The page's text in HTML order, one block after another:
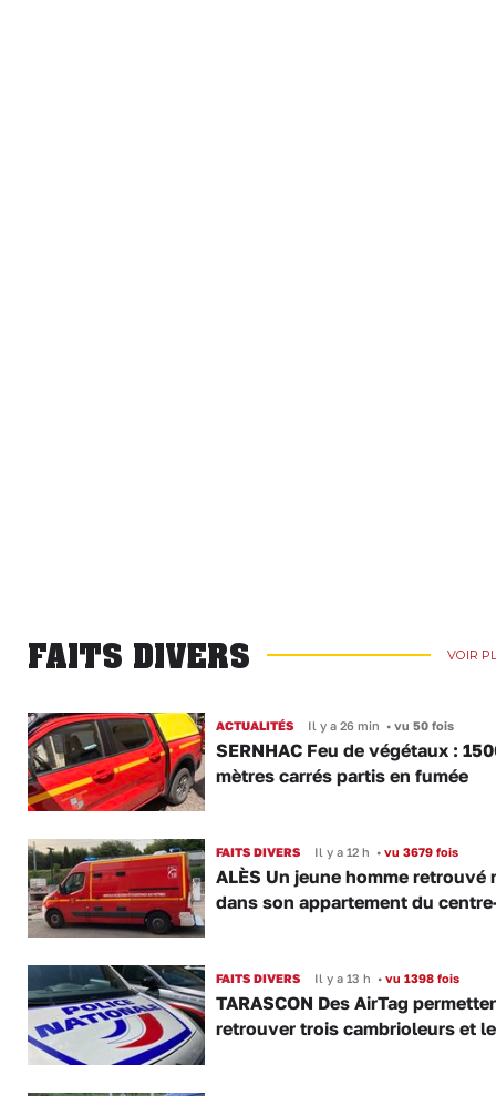
FAITS DIVERS VOIR
ACTUALITÉS Il y a 26 min •vu 50 fois
SERNHAC Feu de végétaux :
mètres carrés partis en fumée
FAITS DIVERS Il y a 12 h •vu 3679 fois
ALÈS Un jeune homme retrouvé
dans son appartement du
FAITS DIVERS Il y a 13 h •vu 1398 fois
TARASCON Des AirTag
retrouver trois cambrioleurs et